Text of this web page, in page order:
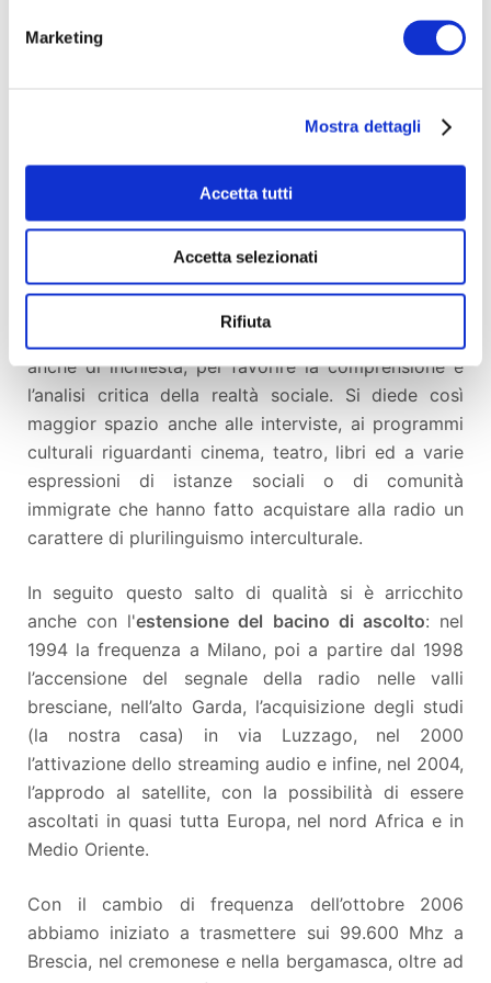
Marketing
Mostra dettagli
Accetta tutti
Accetta selezionati
Rifiuta
grandi capitali.
che chiamammo “il salto di qualità” e che
portò ad una profondaridefinizione del
L’obiettivo fu quello di ricostruire la
programmazione della radio per soddisfare le
esigenze di informazione e controinformazione
(anche su tutto quello che per i mass-media non fa
notizia), di approfondimento politico e culturale, di
anche di inchiesta, per favorire la comprensione e
l’analisi critica della realtà sociale. Si diede così
maggior spazio anche alle interviste, ai programmi
culturali riguardanti cinema, teatro, libri ed a varie
espressioni di istanze sociali o di comunità
immigrate che hanno fatto acquistare alla radio un
carattere di plurilinguismo interculturale.
In seguito questo salto di qualità si è arricchito
anche con l'estensione del bacino di ascolto: nel
1994 la frequenza a Milano, poi a partire dal 1998
l’accensione del segnale della radio nelle valli
bresciane, nell’alto Garda, l’acquisizione degli studi
(la nostra casa) in via Luzzago, nel 2000
l’attivazione dello streaming audio e infine, nel 2004,
l’approdo al satellite, con la possibilità di essere
ascoltati in quasi tutta Europa, nel nord Africa e in
Medio Oriente.
Con il cambio di frequenza dell’ottobre 2006
abbiamo iniziato a trasmettere sui 99.600 Mhz a
Brescia, nel cremonese e nella bergamasca, oltre ad